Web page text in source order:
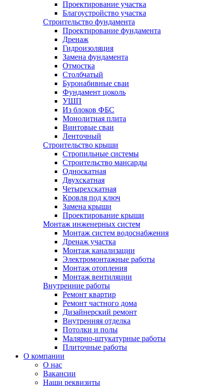
Проектирование участка
Благоустройство участка
Строительство фундамента
Проектирование фундамента
Дренаж
Гидроизоляция
Замена фундамента
Отмостка
Столбчатый
Буронабивные сваи
Фундамент цоколь
УШП
Из блоков ФБС
Монолитная плита
Винтовые сваи
Ленточный
Строительство крыши
Стропильные системы
Строительство мансарды
Односкатная
Двухскатная
Четырехскатная
Кровля под ключ
Замена крыши
Проектирование крыши
Монтаж инженерных систем
Монтаж систем водоснабжения
Дренаж участка
Монтаж канализации
Электромонтажные работы
Монтаж отопления
Монтаж вентиляции
Внутренние работы
Ремонт квартир
Ремонт частного дома
Дизайнерский ремонт
Внутренняя отделка
Потолки и полы
Малярно-штукатурные работы
Плиточные работы
О компании
О нас
Вакансии
Наши реквизиты